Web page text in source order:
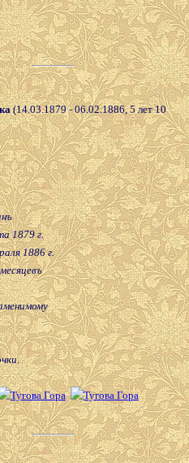
(14.03.1879 - 06.02.1886, 5 лет 10
1879 г.
1886 г.